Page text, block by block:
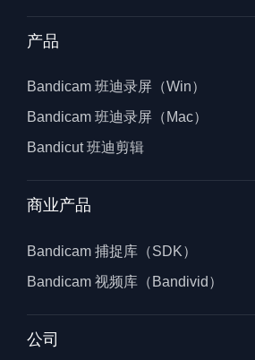
产品
Bandicam 班迪录屏（Win）
Bandicam 班迪录屏（Mac）
Bandicut 班迪剪辑
商业产品
Bandicam 捕捉库（SDK）
Bandicam 视频库（Bandivid）
公司